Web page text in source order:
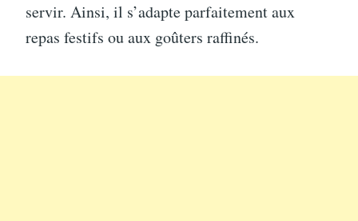
servir. Ainsi, il s’adapte parfaitement aux
repas festifs ou aux goûters raffinés.